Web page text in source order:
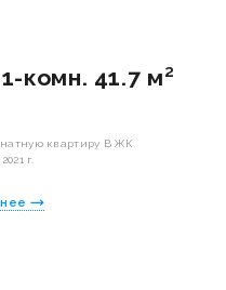
комн. 41.7 м²
квapтиру В ЖК
г.